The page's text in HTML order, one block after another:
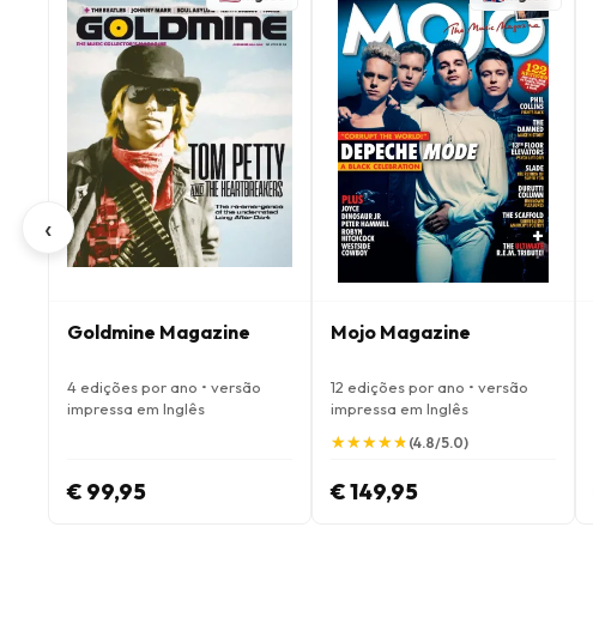
‹
Goldmine Magazine
4 edições por ano • versão
impressa em Inglês
€ 99,95
Mojo Magazine
12 edições por ano • versão
impressa em Inglês
★
★★
★★
★★
★★
★ (4.8/5.0)
€ 149,95